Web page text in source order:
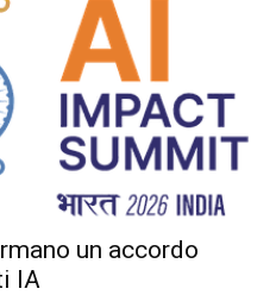
un accordo
IA